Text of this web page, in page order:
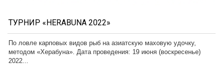
ТУРНИР «HERABUNA 2022»
По ловле карповых видов рыб на азиатскую маховую удочку,
методом «Херабуна». Дата проведения: 19 июня (воскресенье)
2022...